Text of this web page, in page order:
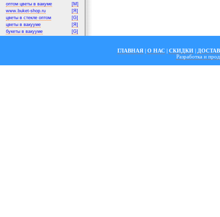
оптом цветы в вакуме
[M]
www.buket-shop.ru
[Я]
цветы в стекле оптом
[G]
цветы в вакууме
[Я]
букеты в вакууме
[G]
ГЛАВНАЯ | О НАС | СКИДКИ |
Разработка и